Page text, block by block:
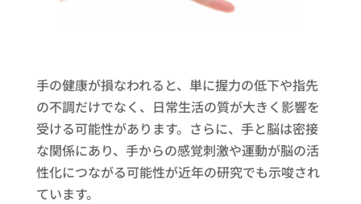
手の健康が損なわれると、単に握力の低下や指先
の不調だけでなく、日常生活の質が大きく影響を
受ける可能性があります。さらに、手と脳は密接
な関係にあり、手からの感覚刺激や運動が脳の活
性化につながる可能性が近年の研究でも示唆され
ています。